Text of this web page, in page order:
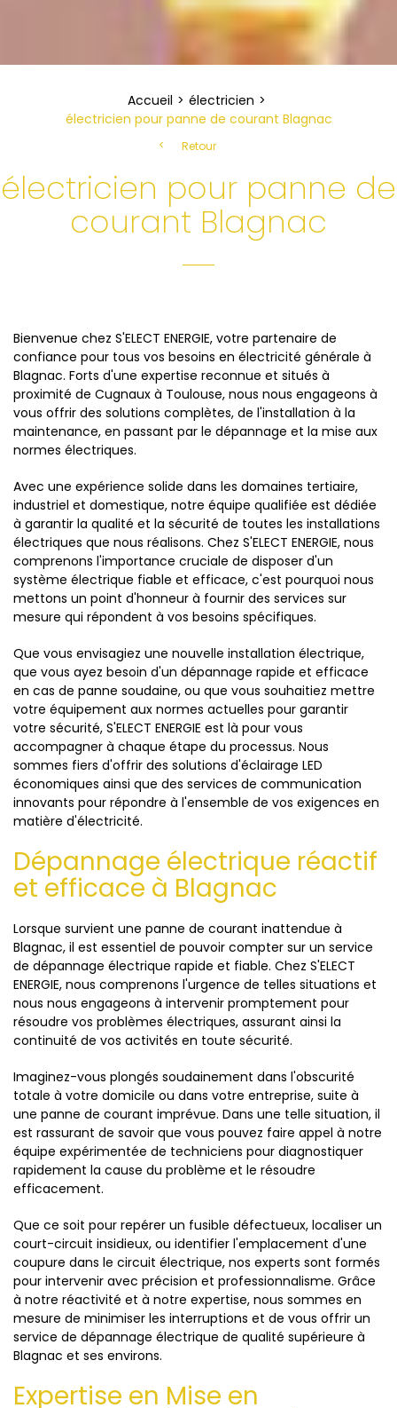
Accueil
électricien
électricien pour panne de courant Blagnac
Retour
électricien pour panne de
courant Blagnac
Bienvenue chez S'ELECT ENERGIE, votre partenaire de
confiance pour tous vos besoins en électricité générale à
Blagnac. Forts d'une expertise reconnue et situés à
proximité de Cugnaux à Toulouse, nous nous engageons à
vous offrir des solutions complètes, de l'installation à la
maintenance, en passant par le dépannage et la mise aux
normes électriques.
Avec une expérience solide dans les domaines tertiaire,
industriel et domestique, notre équipe qualifiée est dédiée
à garantir la qualité et la sécurité de toutes les installations
électriques que nous réalisons. Chez S'ELECT ENERGIE, nous
comprenons l'importance cruciale de disposer d'un
système électrique fiable et efficace, c'est pourquoi nous
mettons un point d'honneur à fournir des services sur
mesure qui répondent à vos besoins spécifiques.
Que vous envisagiez une nouvelle installation électrique,
que vous ayez besoin d'un dépannage rapide et efficace
en cas de panne soudaine, ou que vous souhaitiez mettre
votre équipement aux normes actuelles pour garantir
votre sécurité, S'ELECT ENERGIE est là pour vous
accompagner à chaque étape du processus. Nous
sommes fiers d'offrir des solutions d'éclairage LED
économiques ainsi que des services de communication
innovants pour répondre à l'ensemble de vos exigences en
matière d'électricité.
Dépannage électrique réactif
et efficace à Blagnac
Lorsque survient une panne de courant inattendue à
Blagnac, il est essentiel de pouvoir compter sur un service
de dépannage électrique rapide et fiable. Chez S'ELECT
ENERGIE, nous comprenons l'urgence de telles situations et
nous nous engageons à intervenir promptement pour
résoudre vos problèmes électriques, assurant ainsi la
continuité de vos activités en toute sécurité.
Imaginez-vous plongés soudainement dans l'obscurité
totale à votre domicile ou dans votre entreprise, suite à
une panne de courant imprévue. Dans une telle situation, il
est rassurant de savoir que vous pouvez faire appel à notre
équipe expérimentée de techniciens pour diagnostiquer
rapidement la cause du problème et le résoudre
efficacement.
Que ce soit pour repérer un fusible défectueux, localiser un
court-circuit insidieux, ou identifier l'emplacement d'une
coupure dans le circuit électrique, nos experts sont formés
pour intervenir avec précision et professionnalisme. Grâce
à notre réactivité et à notre expertise, nous sommes en
mesure de minimiser les interruptions et de vous offrir un
service de dépannage électrique de qualité supérieure à
Blagnac et ses environs.
Expertise en Mise en